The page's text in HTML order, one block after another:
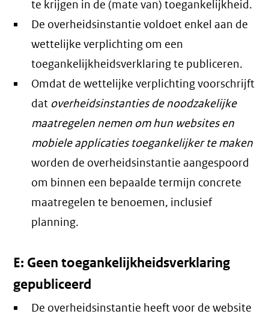
te krijgen in de (mate van) toegankelijkheid.
De overheidsinstantie voldoet enkel aan de
wettelijke verplichting om een
toegankelijkheidsverklaring te publiceren.
Omdat de wettelijke verplichting voorschrijft
dat overheidsinstanties de noodzakelijke
maatregelen nemen om hun websites en
mobiele applicaties toegankelijker te maken
worden de overheidsinstantie aangespoord
om binnen een bepaalde termijn concrete
maatregelen te benoemen, inclusief
planning.
E: Geen toegankelijkheidsverklaring
gepubliceerd
De overheidsinstantie heeft voor de website